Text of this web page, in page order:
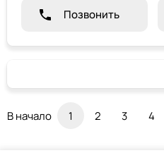
Позвонить
В начало 1 2 3 4